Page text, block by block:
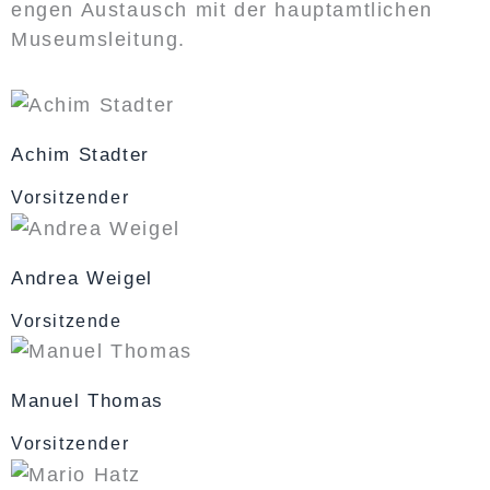
engen Austausch mit der hauptamtlichen
Museumsleitung.
Achim Stadter
Vorsitzender
Andrea Weigel
Vorsitzende
Manuel Thomas
Vorsitzender